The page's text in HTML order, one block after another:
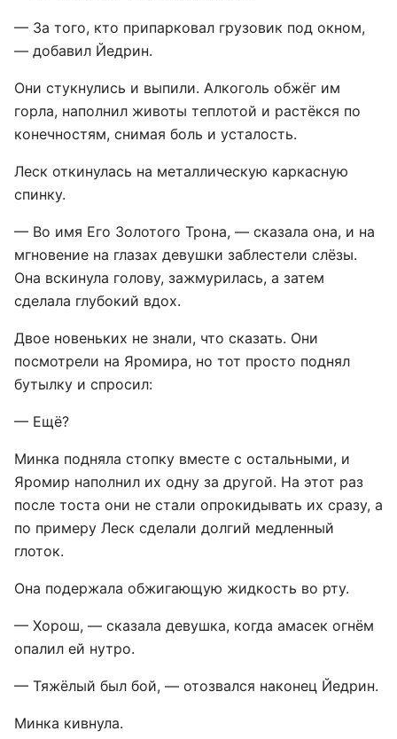
— За того, кто припарковал грузовик под окном,
— добавил Йедрин.
Они стукнулись и выпили. Алкоголь обжёг им
горла, наполнил животы теплотой и растёкся по
конечностям, снимая боль и усталость.
Леск откинулась на металлическую каркасную
спинку.
— Во имя Его Золотого Трона, — сказала она, и на
мгновение на глазах девушки заблестели слёзы.
Она вскинула голову, зажмурилась, а затем
сделала глубокий вдох.
Двое новеньких не знали, что сказать. Они
посмотрели на Яромира, но тот просто поднял
бутылку и спросил:
— Ещё?
Минка подняла стопку вместе с остальными, и
Яромир наполнил их одну за другой. На этот раз
после тоста они не стали опрокидывать их сразу, а
по примеру Леск сделали долгий медленный
глоток.
Она подержала обжигающую жидкость во рту.
— Хорош, — сказала девушка, когда амасек огнём
опалил ей нутро.
— Тяжёлый был бой, — отозвался наконец Йедрин.
Минка кивнула.